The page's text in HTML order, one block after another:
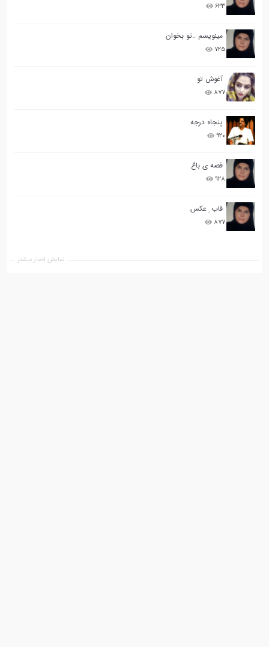
۶۳۳
مینویسم ..تو بخوان
۷۲۵
آغوش تو
۸۷۷
پنجاه درجه
۹۲۰
قصه ی باغ
۹۲۸
قاب ِ عکس
۸۷۷
نمایش اخبار بیشتر